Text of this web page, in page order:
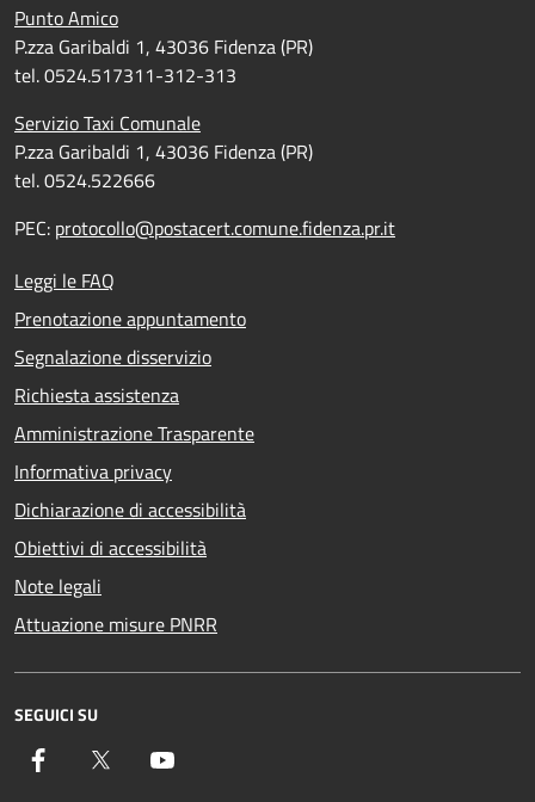
Punto Amico
P.zza Garibaldi 1, 43036 Fidenza (PR)
tel. 0524.517311-312-313
Servizio Taxi Comunale
P.zza Garibaldi 1, 43036 Fidenza (PR)
tel. 0524.522666
PEC: protocollo@postacert.comune.fidenza.pr.it
Leggi le FAQ
Prenotazione appuntamento
Segnalazione disservizio
Richiesta assistenza
Amministrazione Trasparente
Informativa privacy
Dichiarazione di accessibilità
Obiettivi di accessibilità
Note legali
Attuazione misure PNRR
SEGUICI SU
Facebook Twitter